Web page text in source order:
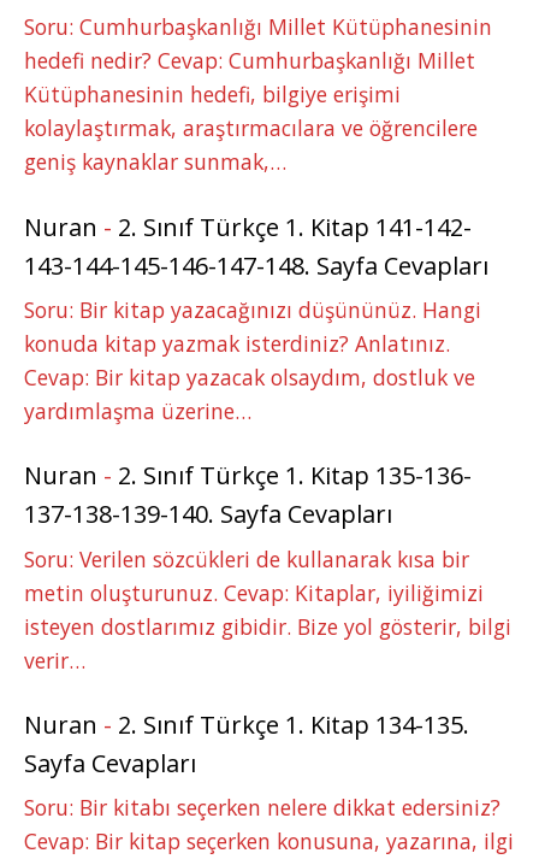
Soru: Cumhurbaşkanlığı Millet Kütüphanesinin
hedefi nedir? Cevap: Cumhurbaşkanlığı Millet
Kütüphanesinin hedefi, bilgiye erişimi
kolaylaştırmak, araştırmacılara ve öğrencilere
geniş kaynaklar sunmak,…
Nuran - 2. Sınıf Türkçe 1. Kitap 141-142-
143-144-145-146-147-148. Sayfa Cevapları
Soru: Bir kitap yazacağınızı düşününüz. Hangi
konuda kitap yazmak isterdiniz? Anlatınız.
Cevap: Bir kitap yazacak olsaydım, dostluk ve
yardımlaşma üzerine…
Nuran - 2. Sınıf Türkçe 1. Kitap 135-136-
137-138-139-140. Sayfa Cevapları
Soru: Verilen sözcükleri de kullanarak kısa bir
metin oluşturunuz. Cevap: Kitaplar, iyiliğimizi
isteyen dostlarımız gibidir. Bize yol gösterir, bilgi
verir…
Nuran - 2. Sınıf Türkçe 1. Kitap 134-135.
Sayfa Cevapları
Soru: Bir kitabı seçerken nelere dikkat edersiniz?
Cevap: Bir kitap seçerken konusuna, yazarına, ilgi